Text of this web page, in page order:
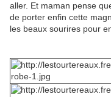
aller. Et maman pense
de porter enfin cette
les beaux sourires pour